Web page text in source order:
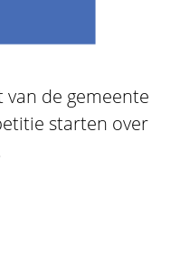
de gemeente
starten over